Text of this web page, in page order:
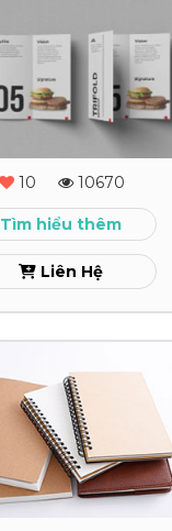
10 10670
Tìm hiểu thêm
Liên Hệ